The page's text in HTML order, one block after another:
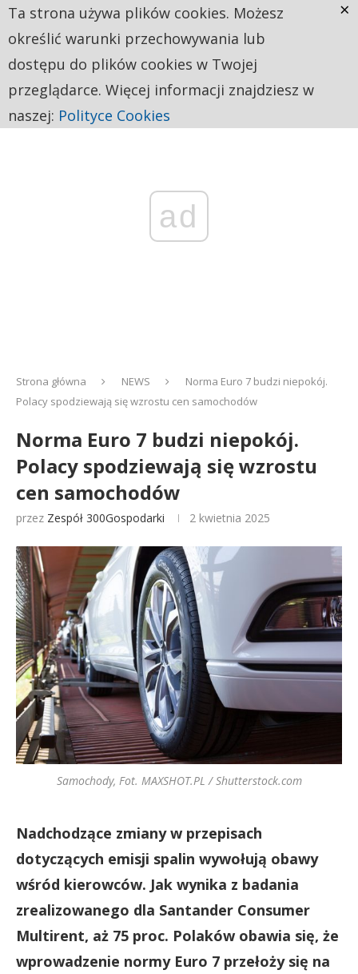
ad
Strona główna NEWS
Norma Euro 7 budzi niepokój.
Polacy spodziewają się wzrostu cen samochodów
Norma Euro 7 budzi niepokój.
Polacy spodziewają się wzrostu
cen samochodów
przez Zespół 300Gospodarki 2 kwietnia 2025
Samochody, Fot. MAXSHOT.PL / Shutterstock.com
Nadchodzące zmiany w przepisach
dotyczących emisji spalin wywołują obawy
wśród kierowców. Jak wynika z badania
zrealizowanego dla Santander Consumer
Multirent, aż 75 proc. Polaków obawia się, że
wprowadzenie normy Euro 7 przełoży się na
Ta strona używa plików cookies. Możesz
określić warunki przechowywania lub
dostępu do plików cookies w Twojej
przeglądarce. Więcej informacji znajdziesz w
naszej: Polityce Cookies
×